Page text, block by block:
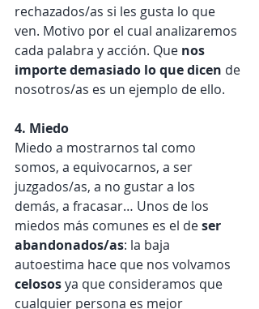
rechazados/as si les gusta lo que
ven. Motivo por el cual analizaremos
cada palabra y acción. Que nos
importe demasiado lo que dicen de
nosotros/as es un ejemplo de ello.
4. Miedo
Miedo a mostrarnos tal como
somos, a equivocarnos, a ser
juzgados/as, a no gustar a los
demás, a fracasar… Unos de los
miedos más comunes es el de ser
abandonados/as: la baja
autoestima hace que nos volvamos
celosos ya que consideramos que
cualquier persona es mejor